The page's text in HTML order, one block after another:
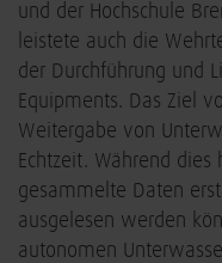
und der Hochschule
leistete auch die
der Durchführung und
Equipments. Das Ziel
Weitergabe von
Echtzeit. Während
gesammelte Daten
ausgelesen werden
autonomen